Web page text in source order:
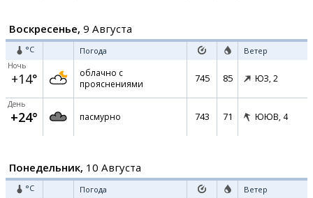
Воскресенье, 9 Августа
°C Погода Ветер
Ночь
+14°
облачно с
прояснениями
745 85 ЮЗ, 2
День
+24° пасмурно 743 71 ЮЮВ, 4
Понедельник, 10 Августа
°C Погода Ветер